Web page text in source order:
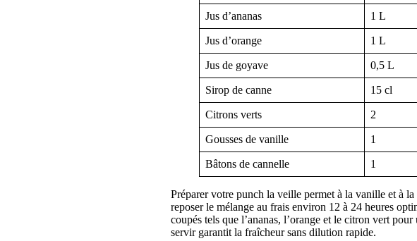
Jus d’ananas 1 L
Jus d’orange 1 L
Jus de goyave 0,5 L
Sirop de canne 15 cl
Citrons verts 2
Gousses de vanille 1
Bâtons de cannelle 1
Préparer votre punch la veille permet à la vanille et à
reposer le mélange au frais environ 12 à 24 heures
coupés tels que l’ananas, l’orange et le citron vert
servir garantit la fraîcheur sans dilution rapide.